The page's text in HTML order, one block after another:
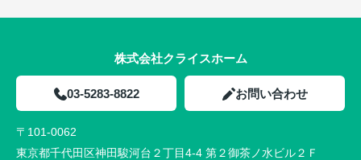
株式会社クライスホーム
03-5283-8822 お問い合わせ
〒101-0062
東京都千代田区神田駿河台２丁目4-4 第２御茶ノ水ビル２Ｆ